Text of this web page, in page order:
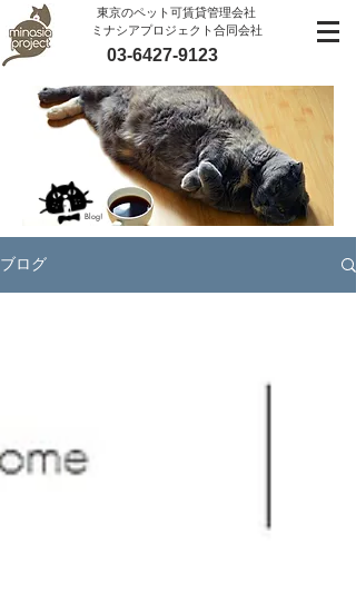
​東京のペット可賃貸管理会社
ミナシアプロジェクト合同会社
03-6427-9123
Blog!
ブログ